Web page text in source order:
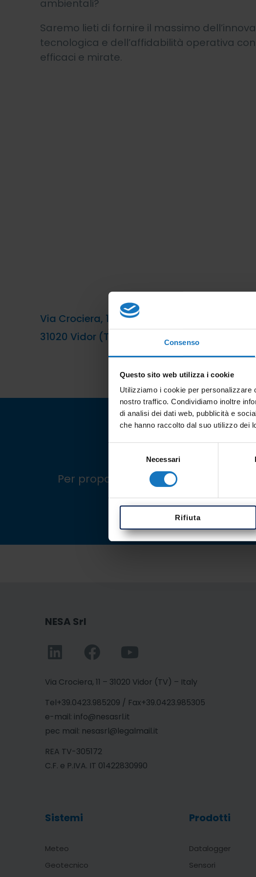
Consenso
Questo sito web utilizza i cookie
Utilizziamo i cookie per personalizzare
nostro traffico. Condividiamo inoltre
di analisi dei dati web, pubblicità e
che hanno raccolto dal suo utilizzo dei
Necessari
Rifiuta
ambientali?
Saremo lieti di fornire il massimo
tecnologica e dell’affidabilità operativa con
efficaci e mirate.
Via Crociera, 11
31020 Vidor (TV) – Italy
Per proporti e valutare nuove
NESA Srl
Via Crociera, 11 – 31020 Vidor (TV) – Italy
Tel+39.0423.985209 / Fax+39.0423.985305
e-mail: info@nesasrl.it
pec mail: nesasrl@legalmail.it
REA TV-305172
C.F. e P.IVA. IT 01422830990
Sistemi
Meteo
Geotecnico
Prodotti
Datalogger
Sensori